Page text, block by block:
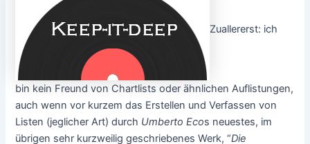
Zuallererst: ich
bin kein Freund von Chartlists oder ähnlichen Auflistungen,
auch wenn vor kurzem das Erstellen und Verfassen von
Listen (jeglicher Art) durch Umberto Ecos neuestes, im
übrigen sehr kurzweilig geschriebenes Werk, “Die